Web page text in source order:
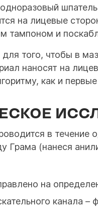
на лицевые
тампоном и
того, чтобы в
наносят на
как и
в течение
Грама (нанеся
на
канала –